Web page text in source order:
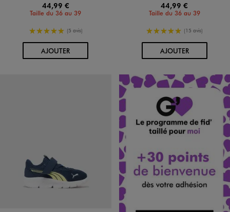
44,99 €
Taille du 36 au 39
5/5 de moyenne
(5 avis)
AJOUTERAU PANIER
44,99 €
Taille du 36 au 39
5/5 de moyenne
(15 avis)
AJOUTERAU PANIER